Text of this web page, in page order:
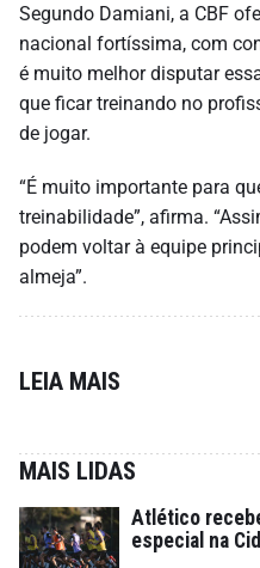
Segundo Damiani, a CBF
nacional fortíssima, com
é muito melhor disputar
que ficar treinando no
de jogar.
“É muito importante para
treinabilidade”, afirma.
podem voltar à equipe
almeja”.
LEIA MAIS
MAIS LIDAS
Atlético
especial na